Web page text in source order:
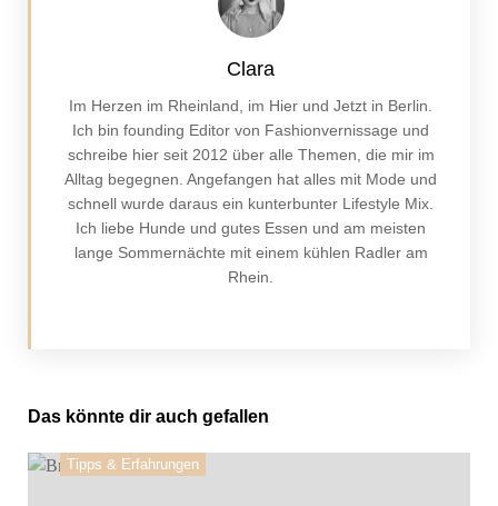
Clara
Im Herzen im Rheinland, im Hier und Jetzt in Berlin.
Ich bin founding Editor von Fashionvernissage und
schreibe hier seit 2012 über alle Themen, die mir im
Alltag begegnen. Angefangen hat alles mit Mode und
schnell wurde daraus ein kunterbunter Lifestyle Mix.
Ich liebe Hunde und gutes Essen und am meisten
lange Sommernächte mit einem kühlen Radler am
Rhein.
Das könnte dir auch gefallen
Tipps & Erfahrungen